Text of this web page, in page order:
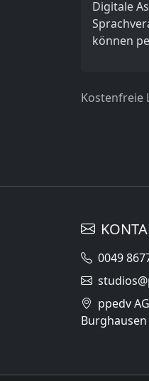
Digitale
können
Kostenfreie
0049
ppedv
Burghausen